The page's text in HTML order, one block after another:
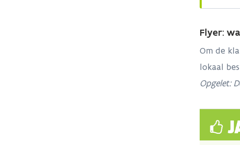
Flyer:
Om de
lokaal
Opgelet: